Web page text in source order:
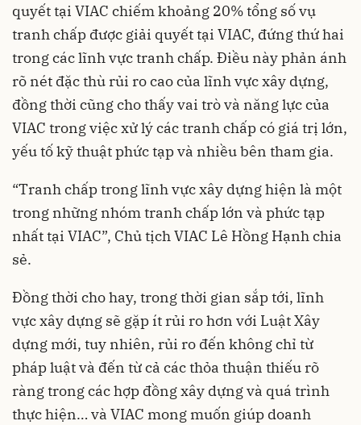
quyết tại VIAC chiếm khoảng 20% tổng số vụ
tranh chấp được giải quyết tại VIAC, đứng thứ hai
trong các lĩnh vực tranh chấp. Điều này phản ánh
rõ nét đặc thù rủi ro cao của lĩnh vực xây dựng,
đồng thời cũng cho thấy vai trò và năng lực của
VIAC trong việc xử lý các tranh chấp có giá trị lớn,
yếu tố kỹ thuật phức tạp và nhiều bên tham gia.
“Tranh chấp trong lĩnh vực xây dựng hiện là một
trong những nhóm tranh chấp lớn và phức tạp
nhất tại VIAC”, Chủ tịch VIAC Lê Hồng Hạnh chia
sẻ.
Đồng thời cho hay, trong thời gian sắp tới, lĩnh
vực xây dựng sẽ gặp ít rủi ro hơn với Luật Xây
dựng mới, tuy nhiên, rủi ro đến không chỉ từ
pháp luật và đến từ cả các thỏa thuận thiếu rõ
ràng trong các hợp đồng xây dựng và quá trình
thực hiện… và VIAC mong muốn giúp doanh